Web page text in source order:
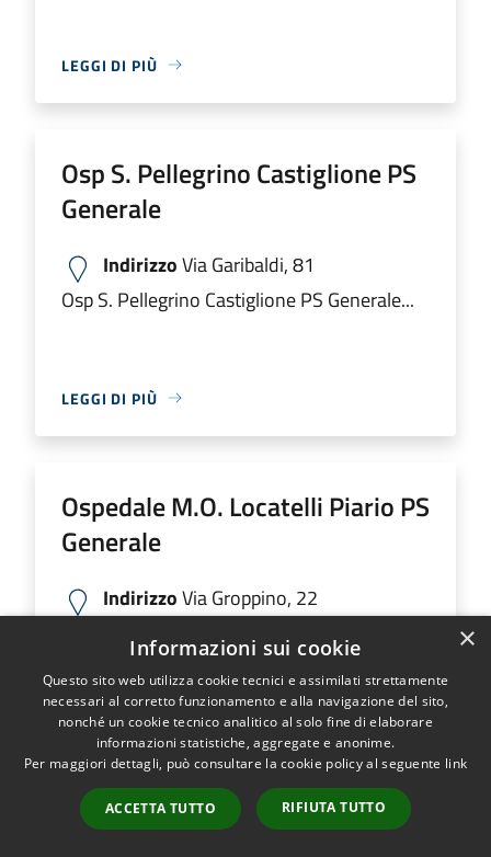
LEGGI DI PIÙ
Osp S. Pellegrino Castiglione PS
Generale
IndirizzoVia Garibaldi, 81
Osp S. Pellegrino Castiglione PS Generale...
LEGGI DI PIÙ
Ospedale M.O. Locatelli Piario PS
Generale
IndirizzoVia Groppino, 22
Ospedale M.O. Locatelli Piario PS Generale...
LEGGI DI PIÙ
Ospedale SS Trinità Romano L.
×
Informazioni sui cookie
Questo sito web utilizza cookie tecnici e assimilati strettamente
necessari al corretto funzionamento e alla navigazione del sito,
nonché un cookie tecnico analitico al solo fine di elaborare
informazioni statistiche, aggregate e anonime.
Per maggiori dettagli, può consultare la cookie policy al seguente link
ACCETTA TUTTO RIFIUTA TUTTO